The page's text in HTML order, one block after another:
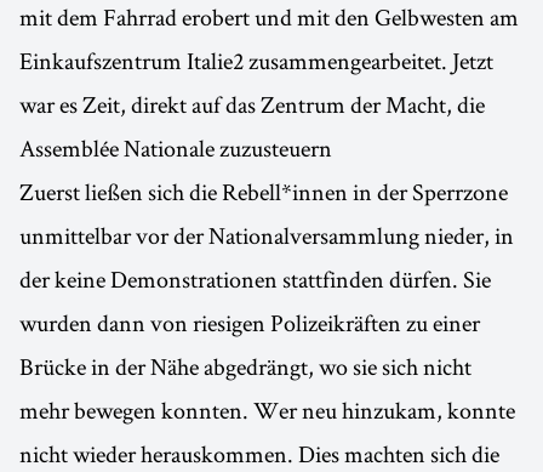
mit dem Fahrrad erobert und mit den Gelbwesten am
Einkaufszentrum Italie2 zusammengearbeitet. Jetzt
war es Zeit, direkt auf das Zentrum der Macht, die
Assemblée Nationale zuzusteuern
Zuerst ließen sich die Rebell*innen in der Sperrzone
unmittelbar vor der Nationalversammlung nieder, in
der keine Demonstrationen stattfinden dürfen. Sie
wurden dann von riesigen Polizeikräften zu einer
Brücke in der Nähe abgedrängt, wo sie sich nicht
mehr bewegen konnten. Wer neu hinzukam, konnte
nicht wieder herauskommen. Dies machten sich die